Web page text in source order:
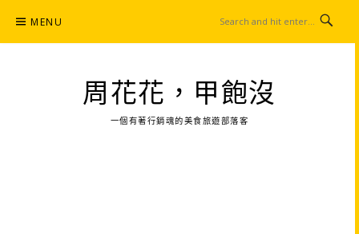
content
MENU
周花花，甲飽沒
一個有著行銷魂的美食旅遊部落客